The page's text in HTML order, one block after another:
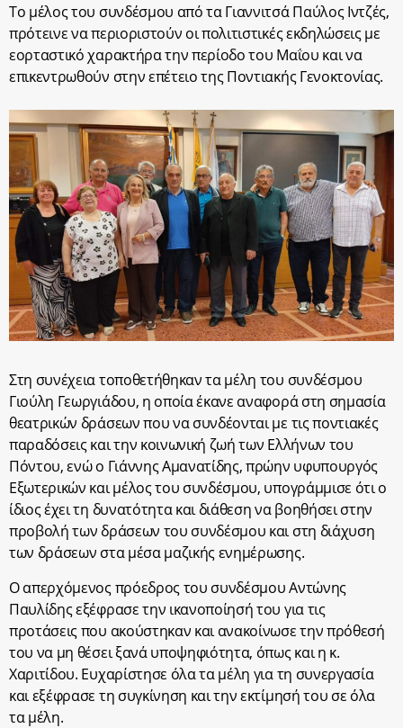
Το μέλος του συνδέσμου από τα Γιαννιτσά Παύλος Ιντζές,
πρότεινε να περιοριστούν οι πολιτιστικές εκδηλώσεις με
εορταστικό χαρακτήρα την περίοδο του Μαΐου και να
επικεντρωθούν στην επέτειο της Ποντιακής Γενοκτονίας.
Στη συνέχεια τοποθετήθηκαν τα μέλη του συνδέσμου
Γιούλη Γεωργιάδου, η οποία έκανε αναφορά στη σημασία
θεατρικών δράσεων που να συνδέονται με τις ποντιακές
παραδόσεις και την κοινωνική ζωή των Ελλήνων του
Πόντου, ενώ ο Γιάννης Αμανατίδης, πρώην υφυπουργός
Εξωτερικών και μέλος του συνδέσμου, υπογράμμισε ότι ο
ίδιος έχει τη δυνατότητα και διάθεση να βοηθήσει στην
προβολή των δράσεων του συνδέσμου και στη διάχυση
των δράσεων στα μέσα μαζικής ενημέρωσης.
Ο απερχόμενος πρόεδρος του συνδέσμου Αντώνης
Παυλίδης εξέφρασε την ικανοποίησή του για τις
προτάσεις που ακούστηκαν και ανακοίνωσε την πρόθεσή
του να μη θέσει ξανά υποψηφιότητα, όπως και η κ.
Χαριτίδου. Ευχαρίστησε όλα τα μέλη για τη συνεργασία
και εξέφρασε τη συγκίνηση και την εκτίμησή του σε όλα
τα μέλη.